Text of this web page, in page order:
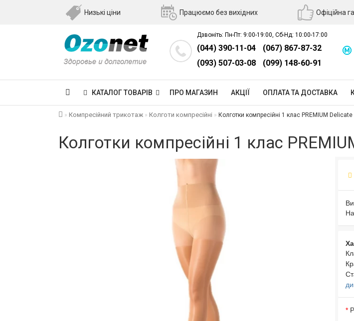
Низькі ціни Працюємо без вихідних Офіційна
Дзвоніть: Пн-Пт: 9:00-19:00, Сб-Нд: 10:00-17:00
(044) 390-11-04
(067) 867-87-32
(093) 507-03-08
(099) 148-60-91
КАТАЛОГ ТОВАРІВ ПРО МАГАЗИН АКЦІЇ ОПЛАТА ТА ДОСТАВКА
Компресійний трикотаж Колготи компресійні Колготки компресійні 1 клас PREMIUM
Колготки компресійні 1 клас